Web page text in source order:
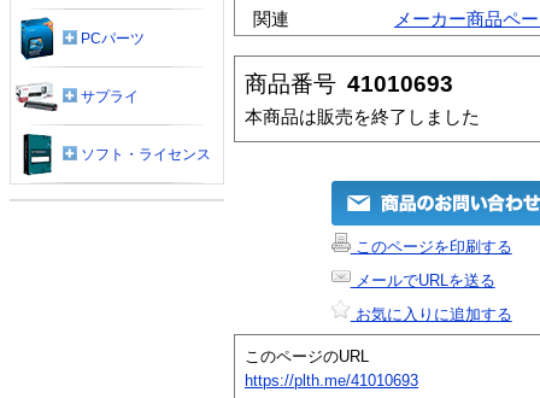
関連
メーカー商品ペ
商品番号 41010693
本商品は販売を終了しました
このページを印刷する
メールでURLを送る
お気に入りに追加する
このページのURL
https://plth.me/41010693
PCパーツ
サプライ
ソフト・ライセンス